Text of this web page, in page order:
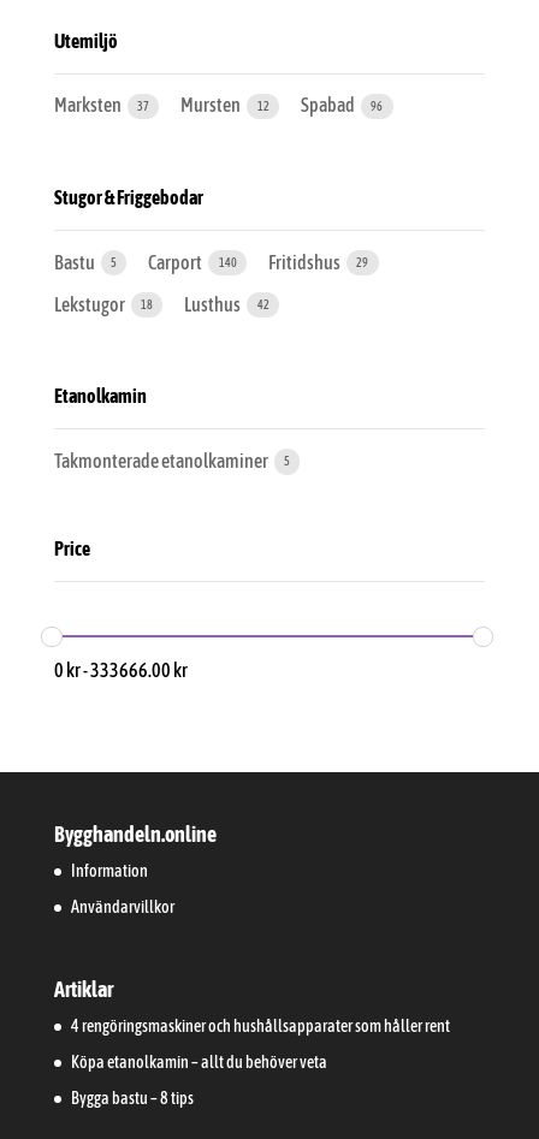
Utemiljö
Marksten 37 Mursten 12 Spabad 96
Stugor & Friggebodar
Bastu 5 Carport 140 Fritidshus 29
Lekstugor 18 Lusthus 42
Etanolkamin
Takmonterade etanolkaminer 5
Price
0 kr-333666.00 kr
Bygghandeln.online
Information
Användarvillkor
Artiklar
4 rengöringsmaskiner och hushållsapparater som håller rent
Köpa etanolkamin – allt du behöver veta
Bygga bastu – 8 tips